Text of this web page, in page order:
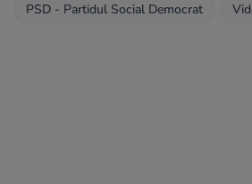
PSD - Partidul Social Democrat